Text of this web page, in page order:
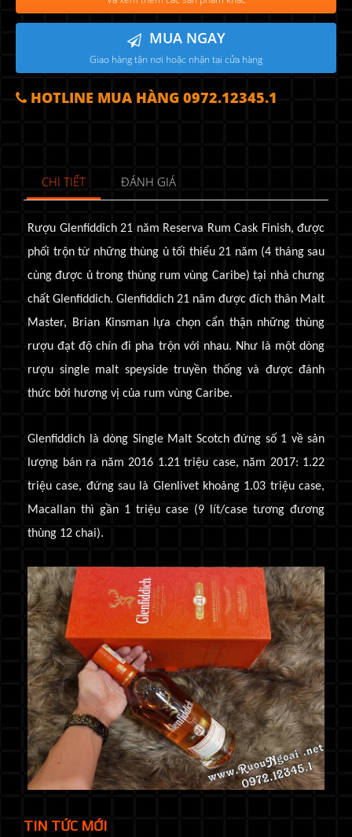
MUA NGAY
Giao hàng tận nơi hoặc nhận tại cửa hàng
HOTLINE MUA HÀNG 0972.12345.1
CHI TIẾT ĐÁNH GIÁ
Rượu Glenfiddich 21 năm Reserva Rum Cask Finish, được
phối trộn từ những thùng ủ tối thiểu 21 năm (4 tháng sau
cùng được ủ trong thùng rum vùng Caribe) tại nhà chưng
chất Glenfiddich. Glenfiddich 21 năm được đích thân Malt
Master, Brian Kinsman lựa chọn cẩn thận những thùng
rượu đạt độ chín đi pha trộn với nhau. Như là một dòng
rượu single malt speyside truyền thống và được đánh
thức bởi hương vị của rum vùng Caribe.
Glenfiddich là dòng Single Malt Scotch đứng số 1 về sản
lượng bán ra năm 2016 1.21 triệu case, năm 2017: 1.22
triệu case, đứng sau là Glenlivet khoảng 1.03 triệu case,
Macallan thì gần 1 triệu case (9 lít/case tương đương
thùng 12 chai).
TIN TỨC MỚI